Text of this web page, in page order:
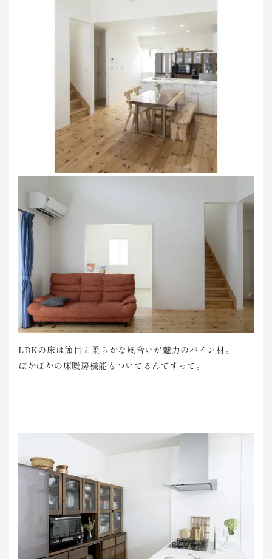
LDKの床は節目と柔らかな風合いが魅力のパイン材。
ぽかぽかの床暖房機能もついてるんですって。